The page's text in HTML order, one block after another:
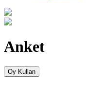
Anket